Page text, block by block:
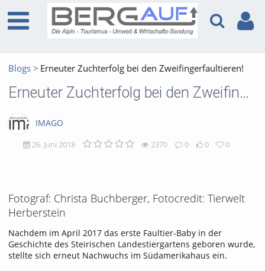
Blogs Erneuter Zuchterfolg bei den Zweifingerfaultieren!
Erneuter Zuchterfolg bei den Zweifingerfaultieren!
IMAGO
26. Juni 2018 2370 0 0 0
Fotograf: Christa Buchberger, Fotocredit: Tierwelt
Herberstein
Nachdem im April 2017 das erste Faultier-Baby in der
Geschichte des Steirischen Landestiergartens geboren wurde,
stellte sich erneut Nachwuchs im Südamerikahaus ein.